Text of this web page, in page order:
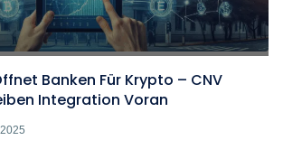
Banken Für Krypto – CNV
Integration Voran